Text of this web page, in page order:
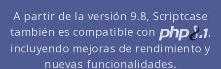
A partir de la versión 9.8, Scriptcase
también es compatible con
,
incluyendo mejoras de rendimiento y
nuevas funcionalidades.